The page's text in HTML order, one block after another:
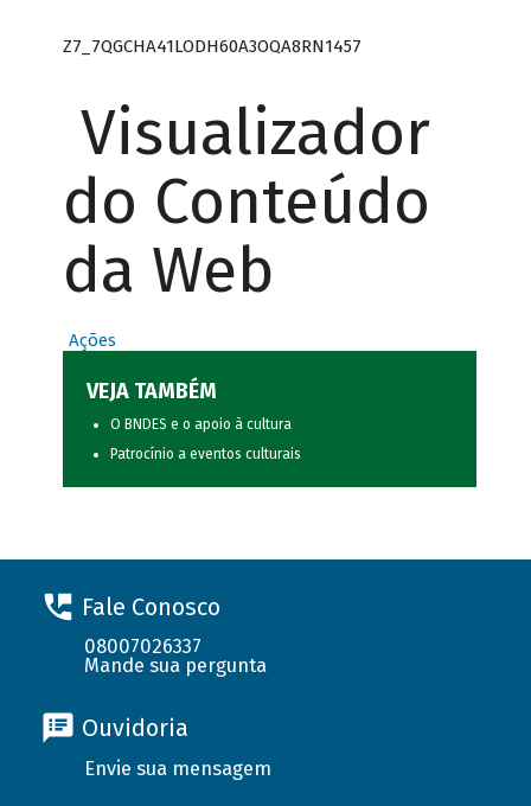
Z7_7QGCHA41LODH60A3OQA8RN1457
Visualizador
do Conteúdo
da Web
Ações
VEJA TAMBÉM
O BNDES e o apoio à cultura
Patrocínio a eventos culturais
Fale Conosco
08007026337
Mande sua pergunta
Ouvidoria
Envie sua mensagem